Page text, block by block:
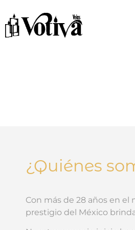
¿Quiénes
Con más de 28 años en el
prestigio del México